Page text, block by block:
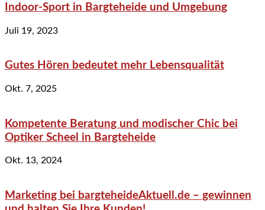
Indoor-Sport in Bargteheide und Umgebung
Juli 19, 2023
Gutes Hören bedeutet mehr Lebensqualität
Okt. 7, 2025
Kompetente Beratung und modischer Chic bei
Optiker Scheel in Bargteheide
Okt. 13, 2024
Marketing bei bargteheideAktuell.de – gewinnen